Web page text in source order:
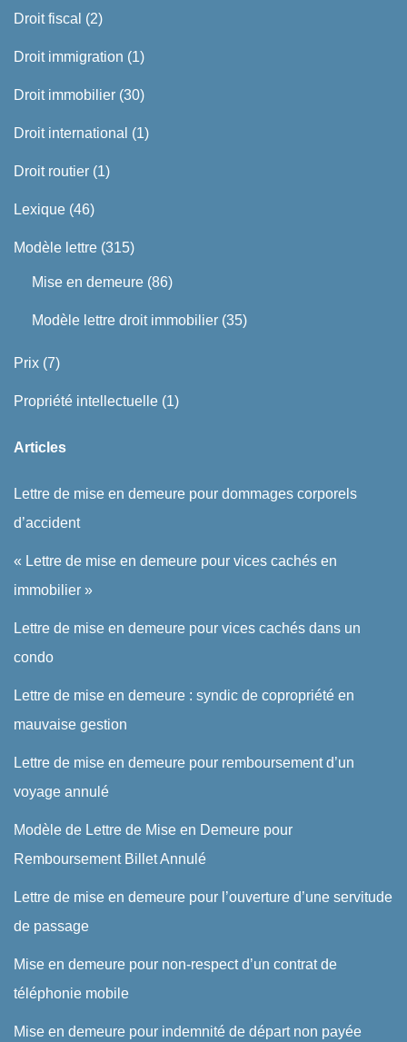
Droit fiscal (2)
Droit immigration (1)
Droit immobilier (30)
Droit international (1)
Droit routier (1)
Lexique (46)
Modèle lettre (315)
Mise en demeure (86)
Modèle lettre droit immobilier (35)
Prix (7)
Propriété intellectuelle (1)
Articles
Lettre de mise en demeure pour dommages corporels
d’accident
« Lettre de mise en demeure pour vices cachés en
immobilier »
Lettre de mise en demeure pour vices cachés dans un
condo
Lettre de mise en demeure : syndic de copropriété en
mauvaise gestion
Lettre de mise en demeure pour remboursement d’un
voyage annulé
Modèle de Lettre de Mise en Demeure pour
Remboursement Billet Annulé
Lettre de mise en demeure pour l’ouverture d’une servitude
de passage
Mise en demeure pour non-respect d’un contrat de
téléphonie mobile
Mise en demeure pour indemnité de départ non payée